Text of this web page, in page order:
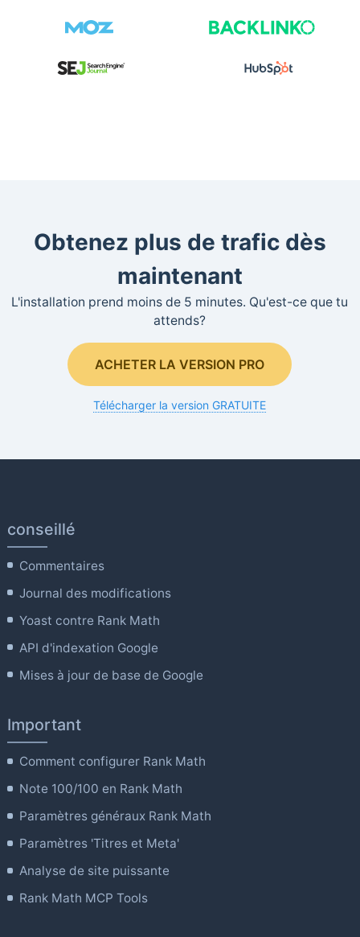
Obtenez plus de trafic dès
maintenant
L'installation prend moins de 5 minutes. Qu'est-ce que tu
attends?
ACHETER LA VERSION PRO
Télécharger la version GRATUITE
conseillé
Commentaires
Journal des modifications
Yoast contre Rank Math
API d'indexation Google
Mises à jour de base de Google
Important
Comment configurer Rank Math
Note 100/100 en Rank Math
Paramètres généraux Rank Math
Paramètres 'Titres et Meta'
Analyse de site puissante
Rank Math MCP Tools